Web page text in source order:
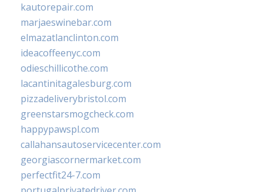
kautorepair.com
marjaeswinebar.com
elmazatlanclinton.com
ideacoffeenyc.com
odieschillicothe.com
lacantinitagalesburg.com
pizzadeliverybristol.com
greenstarsmogcheck.com
happypawspl.com
callahansautoservicecenter.com
georgiascornermarket.com
perfectfit24-7.com